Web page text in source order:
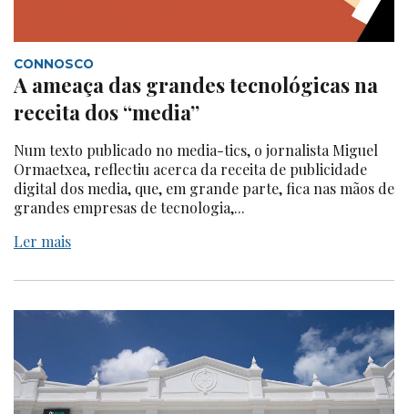
CONNOSCO
A ameaça das grandes tecnológicas na
receita dos “media”
Num texto publicado no media-tics, o jornalista Miguel
Ormaetxea, reflectiu acerca da receita de publicidade
digital dos media, que, em grande parte, fica nas mãos de
grandes empresas de tecnologia,...
Ler mais